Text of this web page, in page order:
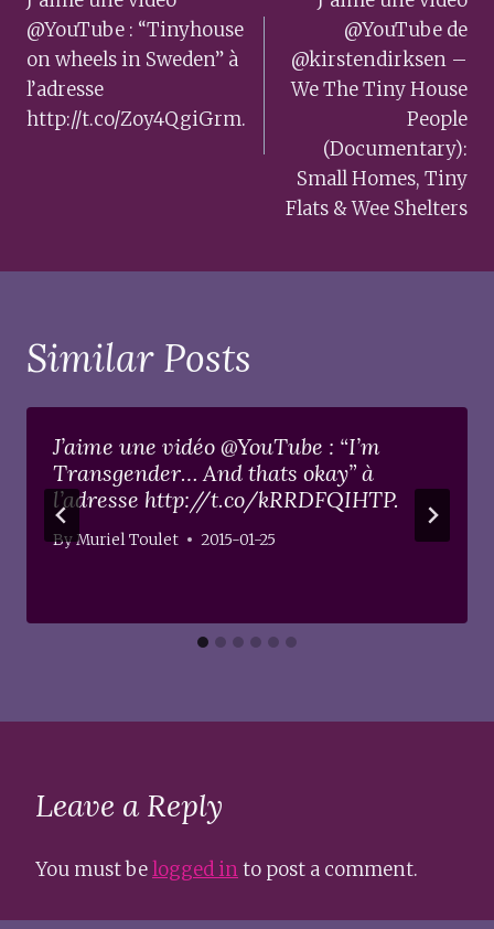
navigation
@YouTube : “Tinyhouse
on wheels in Sweden” à
l’adresse
http://t.co/Zoy4QgiGrm.
@YouTube de
@kirstendirksen –
We The Tiny House
People
(Documentary):
Small Homes, Tiny
Flats & Wee Shelters
Similar Posts
J’aime une vidéo @YouTube : “I’m
Transgender… And thats okay” à
l’adresse http://t.co/kRRDFQIHTP.
ByMuriel Toulet 2015-01-25
Leave a Reply
You must belogged into post a comment.